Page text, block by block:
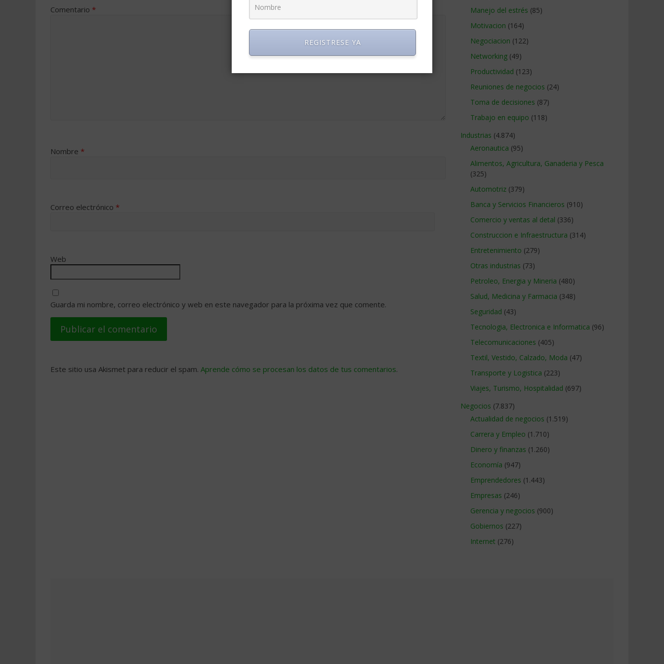
Comentario *
Nombre *
Correo electrónico *
Web
Guarda mi nombre, correo electrónico y web en este navegador para la próxima vez que comente.
Este sitio usa Akismet para reducir el spam. Aprende cómo se procesan los datos de tus comentarios.
Manejo del estrés (85)
Motivacion (164)
Negociacion (122)
Networking (49)
Productividad (123)
Reuniones de negocios (24)
Toma de decisiones (87)
Trabajo en equipo (118)
Industrias (4.874)
Aeronautica (95)
Alimentos, Agricultura, Ganaderia y Pesca
(325)
Automotriz (379)
Banca y Servicios Financieros (910)
Comercio y ventas al detal (336)
Construccion e Infraestructura (314)
Entretenimiento (279)
Otras industrias (73)
Petroleo, Energia y Mineria (480)
Salud, Medicina y Farmacia (348)
Seguridad (43)
Tecnologia, Electronica e Informatica (96)
Telecomunicaciones (405)
Textil, Vestido, Calzado, Moda (47)
Transporte y Logistica (223)
Viajes, Turismo, Hospitalidad (697)
Negocios (7.837)
Actualidad de negocios (1.519)
Carrera y Empleo (1.710)
Dinero y finanzas (1.260)
Economía (947)
Emprendedores (1.443)
Empresas (246)
Gerencia y negocios (900)
Gobiernos (227)
Internet (276)
REGISTRESE YA